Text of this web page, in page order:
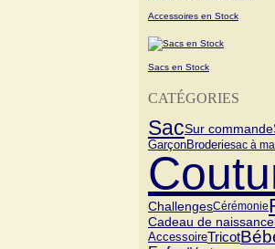
Accessoires en Stock
Sacs en Stock
CATÉGORIES
SacSur commande
GarçonBroderiesac à
ChallengesCérémonie
Cadeau de naissance
AccessoireTricot